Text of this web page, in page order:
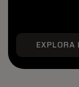
EXPLORA